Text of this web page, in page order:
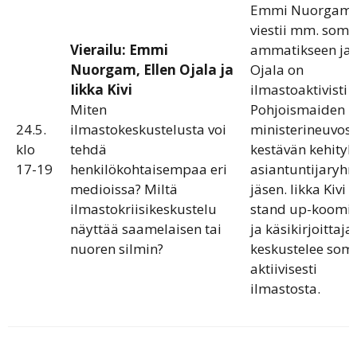
24.5.
klo
17-19
Vierailu: Emmi
Nuorgam, Ellen Ojala ja
Iikka Kivi
Miten
ilmastokeskustelusta voi
tehdä
henkilökohtaisempaa eri
medioissa? Miltä
ilmastokriisikeskustelu
näyttää saamelaisen tai
nuoren silmin?
Emmi Nuorgam
viestii mm.
ammatikseen ja
Ojala on
ilmastoaktivisti
Pohjoismaiden
kestävän
jäsen. Iikka Kivi
stand up-
ja
keskustelee
aktiivisesti
ilmastosta.